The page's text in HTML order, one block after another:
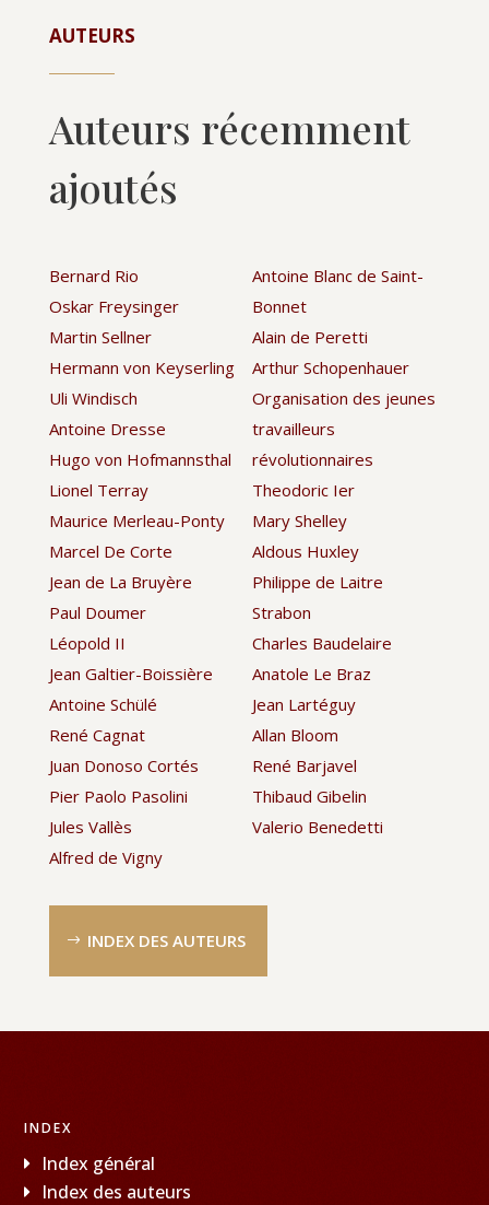
AUTEURS
Auteurs récemment
ajoutés
Bernard Rio
Oskar Freysinger
Martin Sellner
Hermann von Keyserling
Uli Windisch
Antoine Dresse
Hugo von Hofmannsthal
Lionel Terray
Maurice Merleau-Ponty
Marcel De Corte
Jean de La Bruyère
Paul Doumer
Léopold II
Jean Galtier-Boissière
Antoine Schülé
René Cagnat
Juan Donoso Cortés
Pier Paolo Pasolini
Jules Vallès
Alfred de Vigny
Antoine Blanc de Saint-
Bonnet
Alain de Peretti
Arthur Schopenhauer
Organisation des jeunes
travailleurs
révolutionnaires
Theodoric Ier
Mary Shelley
Aldous Huxley
Philippe de Laitre
Strabon
Charles Baudelaire
Anatole Le Braz
Jean Lartéguy
Allan Bloom
René Barjavel
Thibaud Gibelin
Valerio Benedetti
INDEX DES AUTEURS
INDEX
Index général
Index des auteurs